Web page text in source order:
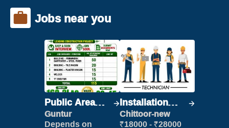
Jobs near you
Public Area
Cleaner
Guntur
Depends on
Installation
Engineer/
Chittoor-new
₹18000 - ₹28000